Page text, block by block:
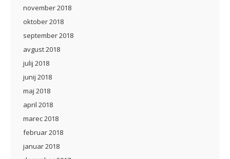
november 2018
oktober 2018
september 2018
avgust 2018
julij 2018
junij 2018
maj 2018
april 2018
marec 2018
februar 2018
januar 2018